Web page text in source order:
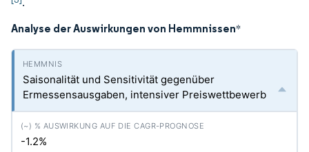
Analyse der Auswirkungen von Hemmnissen*
Saisonalität und Sensitivität gegenüber
Ermessensausgaben, intensiver Preiswettbewerb
-1.2%